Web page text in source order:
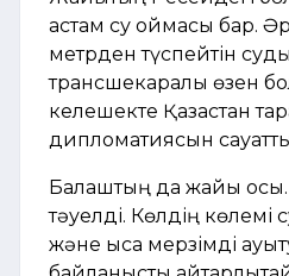
астам су қоймасы бар.
метрден түспейтін
трансшекаралық өзен
келешекте Қазақстан
дипломатиясын сауатты
Балқаштың да жайы
тәуелді. Көлдің көлемі
және қысқа мерзімді